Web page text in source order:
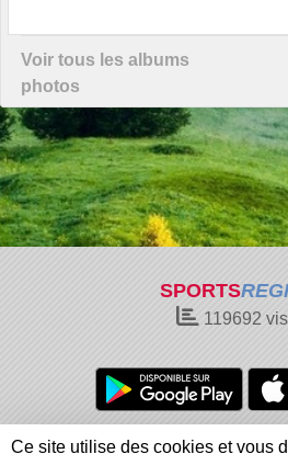
Voir tous les albums
photos
SPORTS
119692
Charte cookies
Ce site utilise des cookies et vous